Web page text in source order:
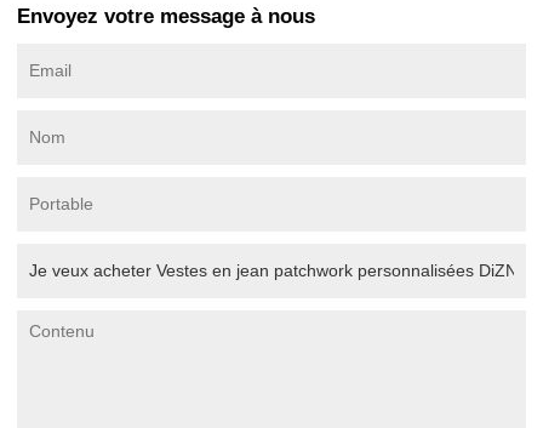
Envoyez votre message à nous